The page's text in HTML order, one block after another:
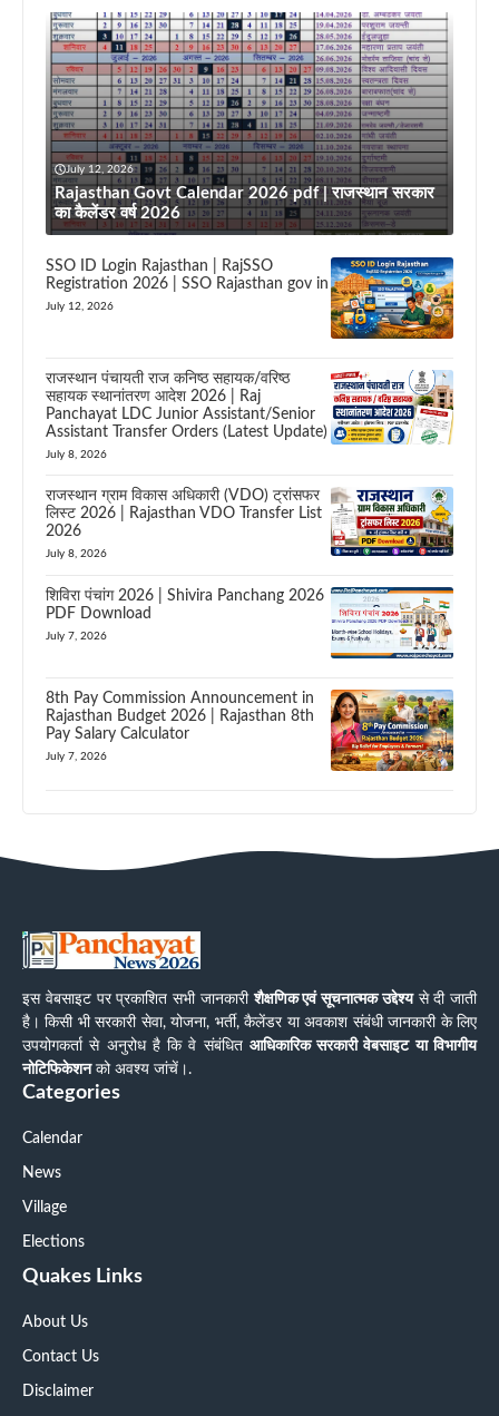
July 12, 2026
Rajasthan Govt Calendar 2026 pdf | राजस्थान सरकार
का कैलेंडर वर्ष 2026
SSO ID Login Rajasthan | RajSSO
Registration 2026 | SSO Rajasthan gov in
July 12, 2026
राजस्थान पंचायती राज कनिष्ठ सहायक/वरिष्ठ
सहायक स्थानांतरण आदेश 2026 | Raj
Panchayat LDC Junior Assistant/Senior
Assistant Transfer Orders (Latest Update)
July 8, 2026
राजस्थान ग्राम विकास अधिकारी (VDO) ट्रांसफर
लिस्ट 2026 | Rajasthan VDO Transfer List
2026
July 8, 2026
शिविरा पंचांग 2026 | Shivira Panchang 2026
PDF Download
July 7, 2026
8th Pay Commission Announcement in
Rajasthan Budget 2026 | Rajasthan 8th
Pay Salary Calculator
July 7, 2026
इस वेबसाइट पर प्रकाशित सभी जानकारीशैक्षणिक एवं सूचनात्मक उद्देश्यसे दी जाती
है। किसी भी सरकारी सेवा, योजना, भर्ती, कैलेंडर या अवकाश संबंधी जानकारी के लिए
उपयोगकर्ता से अनुरोध है कि वे संबंधित आधिकारिक सरकारी वेबसाइट या विभागीय
नोटिफिकेशनको अवश्य जांचें।.
Categories
Calendar
News
Village
Elections
Quakes Links
About Us
Contact Us
Disclaimer